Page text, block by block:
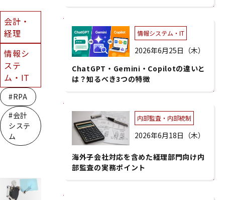
会計・
経理
情報シ
ステ
ム・IT
#RPA
#会計
システ
ム
情報システム・IT
2026年6月25日（木）
ChatGPT・Gemini・Copilotの違いと
は？知るべき3つの特徴
内部監査・内部統制
2026年6月18日（木）
海外子会社対応を含めた経理部門向け内
部監査の実務ポイント